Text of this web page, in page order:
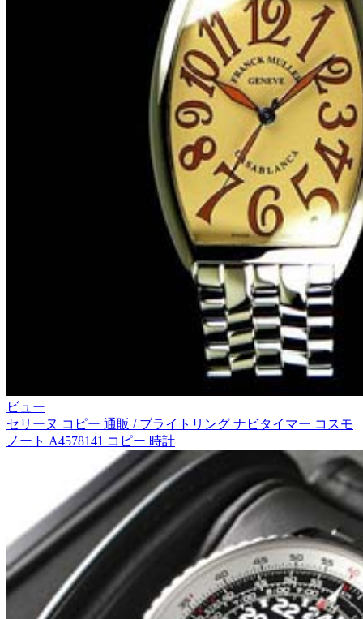
ビュー
セリーヌ コピー 通販 / ブライトリング ナビタイマー コスモ
ノート A4578141 コピー 時計